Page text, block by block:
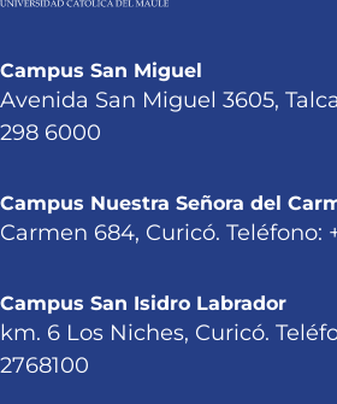
Campus San Miguel
Avenida San Miguel 3605,
298 6000
Campus Nuestra Señora del
Carmen 684, Curicó. Teléfono:
Campus San Isidro Labrador
km. 6 Los Niches, Curicó.
2768100